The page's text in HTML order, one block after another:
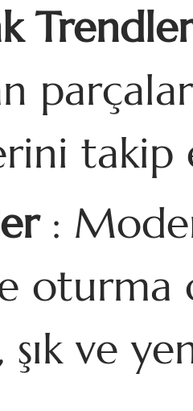
takip
:
oturma
şık ve